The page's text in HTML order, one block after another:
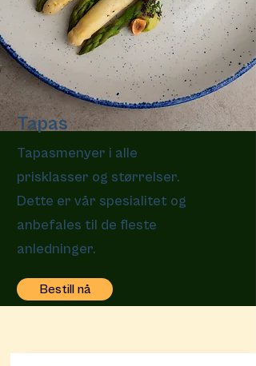
Tapas
Tapasmenyer i alle
prisklasser og størrelser.
Dette er vår spesialitet og
anbefales til de fleste
anledninger.
Bestill nå